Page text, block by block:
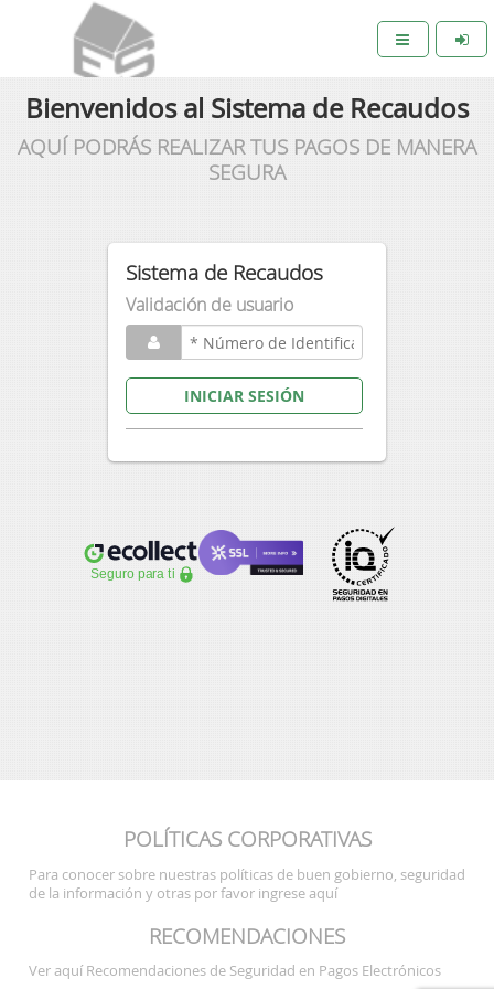
Bienvenidos al Sistema de Recaudos
AQUÍ PODRÁS REALIZAR TUS PAGOS DE MANERA
SEGURA
Sistema de Recaudos
Validación de usuario
INICIAR SESIÓN
POLÍTICAS CORPORATIVAS
Para conocer sobre nuestras políticas de buen gobierno, seguridad
de la información y otras por favor ingrese aquí
RECOMENDACIONES
Ver aquí Recomendaciones de Seguridad en Pagos Electrónicos